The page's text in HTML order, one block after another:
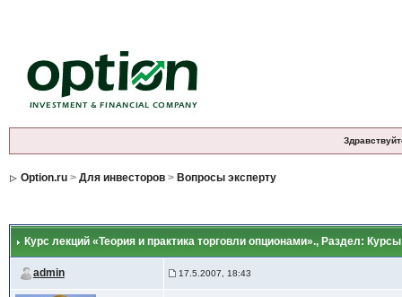
Option.ru> Для инвесторов> Вопросы эксперту
Курс лекций «Теория и практика торговли опционами»., Раздел:
admin 17.5.2007, 18:43